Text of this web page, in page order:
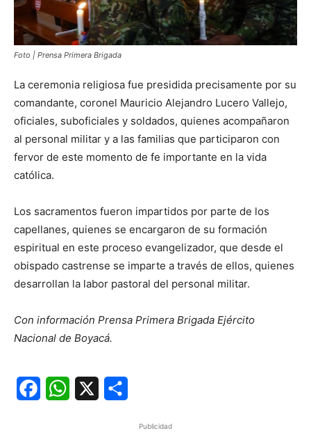
Foto | Prensa Primera Brigada
La ceremonia religiosa fue presidida precisamente por su
comandante, coronel Mauricio Alejandro Lucero Vallejo,
oficiales, suboficiales y soldados, quienes acompañaron
al personal militar y a las familias que participaron con
fervor de este momento de fe importante en la vida
católica.
Los sacramentos fueron impartidos por parte de los
capellanes, quienes se encargaron de su formación
espiritual en este proceso evangelizador, que desde el
obispado castrense se imparte a través de ellos, quienes
desarrollan la labor pastoral del personal militar.
Con información Prensa Primera Brigada Ejército
Nacional de Boyacá.
FacebookWhatsApp
Publicidad